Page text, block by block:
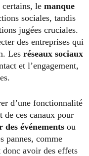
le manque
sociales, tandis
jugées cruciales.
des entreprises qui
Les réseaux sociaux
et l’engagement,
d’une fonctionnalité
de ces canaux pour
événements ou
pannes, comme
avoir des effets